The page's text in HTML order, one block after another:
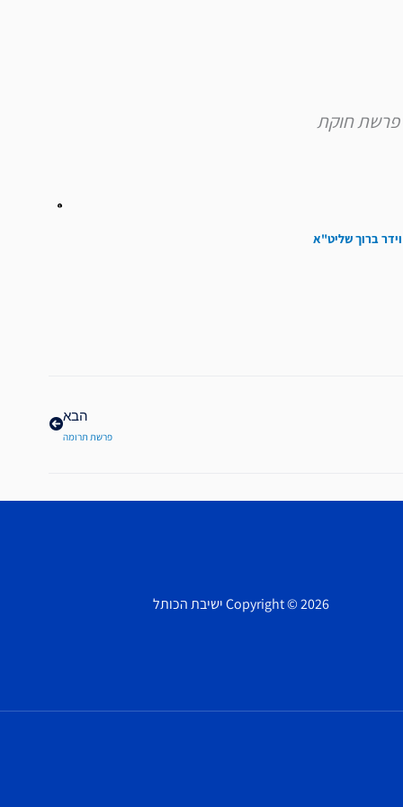
ברוך שליט"א
הבא
פרשת תרומה
Copyright © 2026 ישיבת הכותל